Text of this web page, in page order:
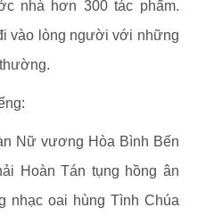
nhà hơn 300 tác phẩm.
vào lòng người với những
Nữ vương Hòa Bình Bến
Hoàn Tán tụng hồng ân
nhạc oai hùng Tình Chúa